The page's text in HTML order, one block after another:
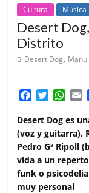
Cultura Música
Desert
Distrito
Desert Dog,
c
e
b
o
o
k
i
t
t
e
W
a
t
s
A
p
p
a
l
Desert Dog es
(voz y guitarra),
Pedro Gª Ripoll
vida a un
funk o
muy personal